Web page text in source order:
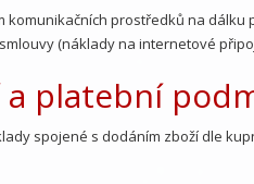
komunikačních prostředků na
(náklady na internetové
a platební
spojené s dodáním zboží dle